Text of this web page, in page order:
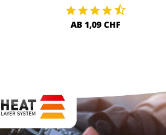
AB 1,09 CHF